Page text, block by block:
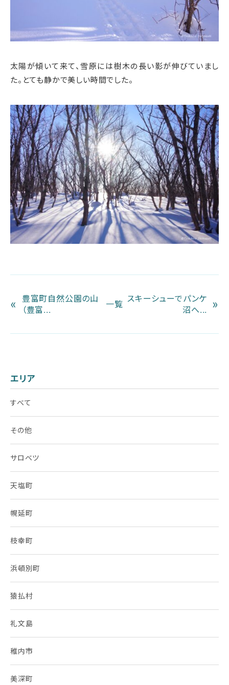
太陽が傾いて来て、雪原には樹木の長い影が伸びていまし
た。とても静かで美しい時間でした。
«
豊富町自然公園の山
（豊富...
一覧
スキーシューでパンケ
沼へ...
»
エリア
すべて
その他
サロベツ
天塩町
幌延町
枝幸町
浜頓別町
猿払村
礼文島
稚内市
美深町